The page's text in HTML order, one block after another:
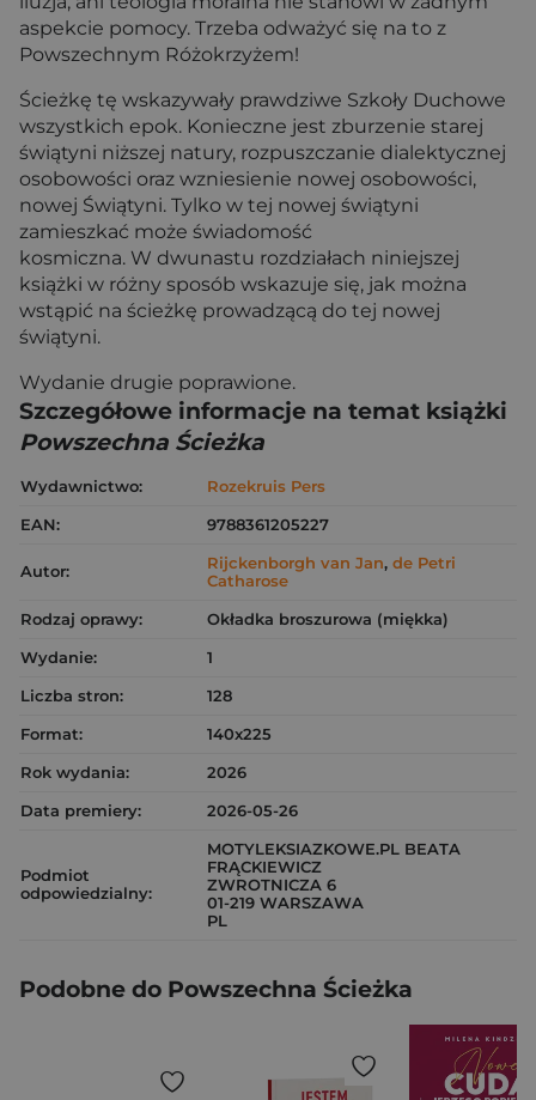
aspekcie pomocy. Trzeba odważyć się na to z
Powszechnym Różokrzyżem!
Ścieżkę tę wskazywały prawdziwe Szkoły Duchowe
wszystkich epok. Konieczne jest zburzenie starej
świątyni niższej natury, rozpuszczanie dialektycznej
osobowości oraz wzniesienie nowej osobowości,
nowej Świątyni. Tylko w tej nowej świątyni
zamieszkać może świadomość
kosmiczna. W dwunastu rozdziałach niniejszej
książki w różny sposób wskazuje się, jak można
wstąpić na ścieżkę prowadzącą do tej nowej
świątyni.
Wydanie drugie poprawione.
Szczegółowe informacje na temat książki
Powszechna Ścieżka
Wydawnictwo:
Rozekruis Pers
EAN:
9788361205227
Autor: Rijckenborgh van Jan, de Petri
Catharose
Rodzaj oprawy:
Okładka broszurowa (miękka)
Wydanie:
1
Liczba stron:
128
Format:
140x225
Rok wydania:
2026
Data premiery:
2026-05-26
Podmiot
odpowiedzialny:
MOTYLEKSIAZKOWE.PL BEATA
FRĄCKIEWICZ
ZWROTNICZA 6
01-219 WARSZAWA
PL
Podobne do Powszechna Ścieżka